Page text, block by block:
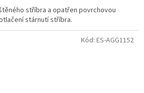
stříbra a opatřen povrchovou
stárnutí stříbra.
Kód: ES-AGG1152